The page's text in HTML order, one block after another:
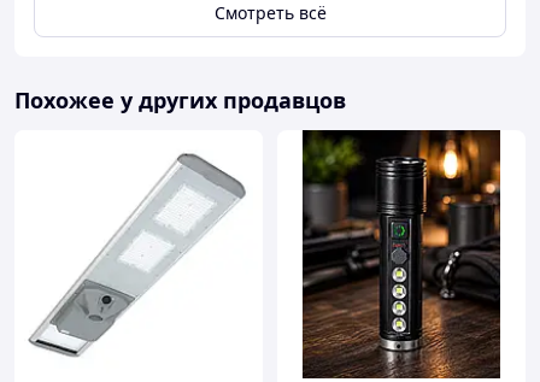
Смотреть всё
Похожее у других продавцов